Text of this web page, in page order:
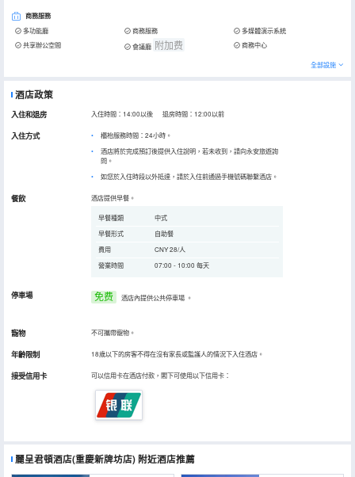
商務服務
多功能廳 商務服務
多媒體演示系統
共享辦公空間
會議廳 附加费 商務中心
全部設施
酒店政策
入住和退房 入住時間：14:00以後 退房時間：12:00以前
入住方式
櫃枱服務時間：24小時。
酒店將於完成預訂後提供入住說明，若未收到，請向永安旅遊詢
問。
如您於入住時段以外抵達，請於入住前通過手機號碼聯繫酒店。
餐飲 酒店提供早餐。
早餐種類
中式
早餐形式
自助餐
費用
CNY 28/人
營業時間
07:00 - 10:00 每天
停車場 免费 酒店內提供公共停車場 。
寵物 不可攜帶寵物。
年齡限制 18歲以下的房客不得在沒有家長或監護人的情況下入住酒店。
接受信用卡 可以信用卡在酒店付款，閣下可使用以下信用卡：
麗呈君頓酒店(重慶新牌坊店) 附近酒店推薦